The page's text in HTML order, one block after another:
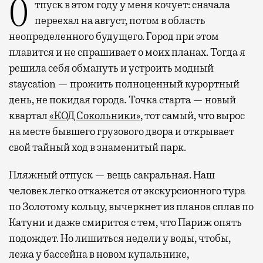
Отпуск в этом году у меня кочует: сначала переехал на август, потом в область
неопределенного будущего. Город при этом
плавится и не спрашивает о моих планах. Тогда я
решила себя обмануть и устроить модный
staycation — прожить полноценный курортный
день, не покидая города. Точка старта — новый
квартал«КОД Сокольники», тот самый, что вырос
на месте бывшего грузового двора и открывает
свой тайный ход в знаменитый парк.
Пляжный отпуск — вещь сакральная. Наш
человек легко откажется от экскурсионного тура
по Золотому кольцу, вычеркнет из планов сплав по
Катуни и даже смирится с тем, что Париж опять
подождет. Но лишиться недели у воды, чтобы,
лежа у бассейна в новом купальнике,